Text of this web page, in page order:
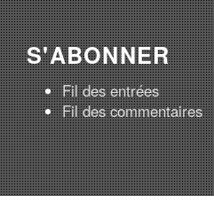
S'ABONNER
Fil des entrées
Fil des commentaires